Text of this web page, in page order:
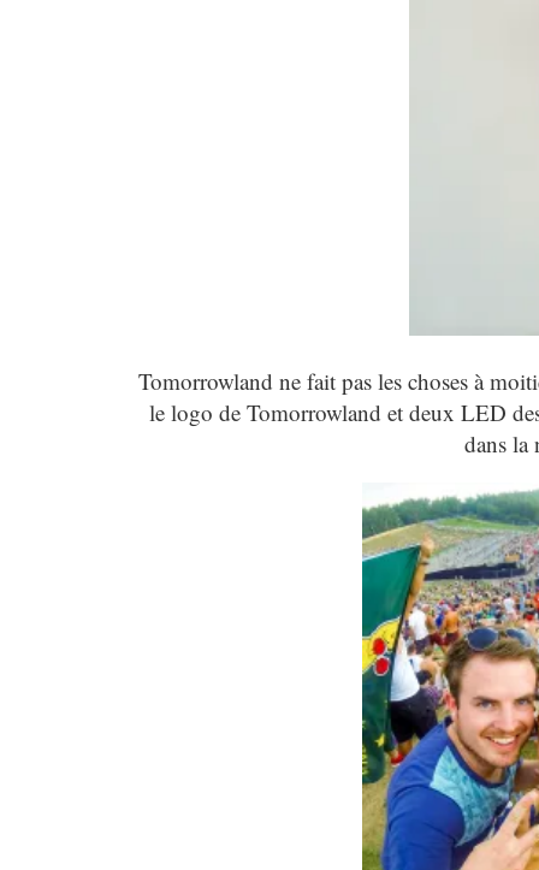
Tomorrowland ne fait pas les choses à
le logo de Tomorrowland et deux LED
dans la